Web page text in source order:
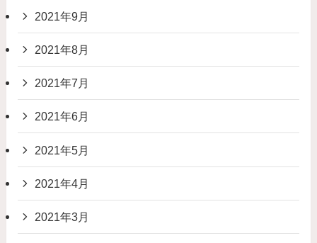
2021年9月
2021年8月
2021年7月
2021年6月
2021年5月
2021年4月
2021年3月